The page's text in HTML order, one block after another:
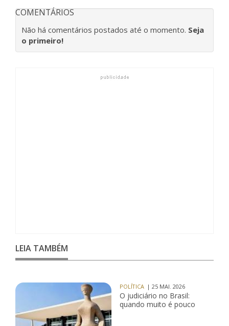
COMENTÁRIOS
Não há comentários postados até o momento. Seja
o primeiro!
LEIA TAMBÉM
POLÍTICA | 25 MAI. 2026
O judiciário no Brasil:
quando muito é pouco